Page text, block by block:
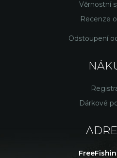
Věrnostní
Recenze
Odstoupení
Dárkové